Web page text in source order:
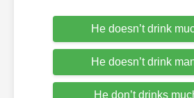
He doesn’t drink
He doesn’t drink
He don’t drinks